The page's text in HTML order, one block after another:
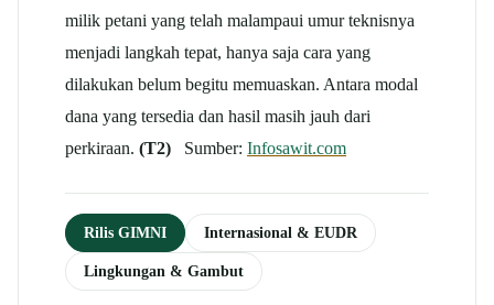
milik petani yang telah malampaui umur teknisnya
menjadi langkah tepat, hanya saja cara yang
dilakukan belum begitu memuaskan. Antara modal
dana yang tersedia dan hasil masih jauh dari
perkiraan. (T2) Sumber: Infosawit.com
Rilis GIMNI Internasional & EUDR
Lingkungan & Gambut